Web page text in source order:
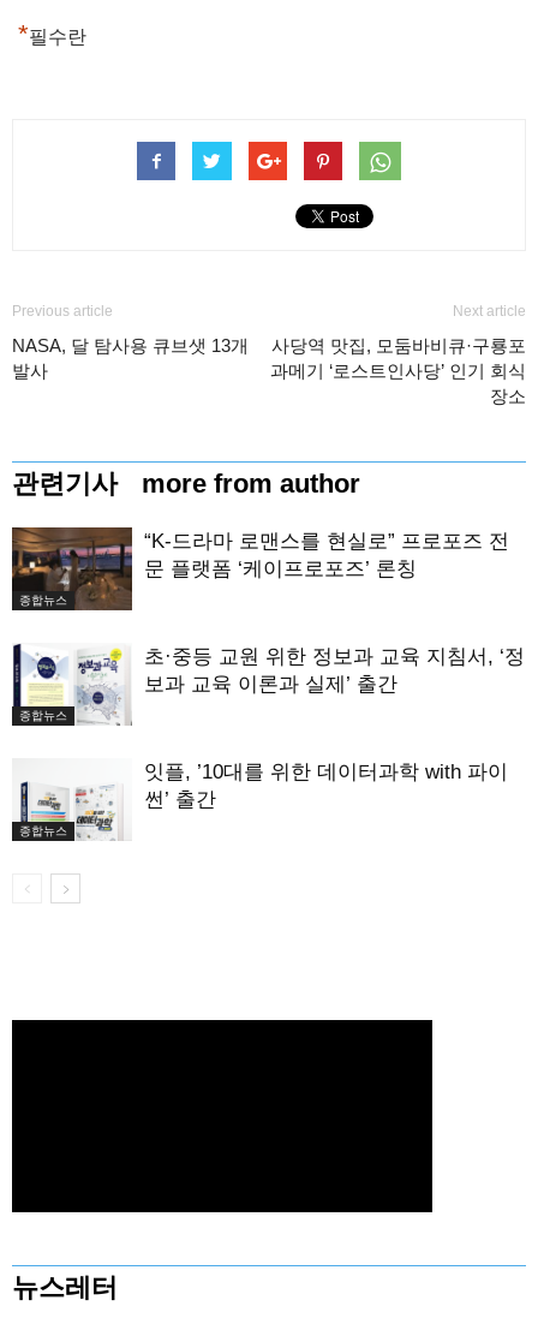
*필수란
Previous article
NASA, 달 탐사용 큐브샛 13개
발사
Next article
사당역 맛집, 모둠바비큐·구룡포
과메기 ‘로스트인사당’ 인기 회식
장소
관련기사 more from author
종합뉴스
“K-드라마 로맨스를 현실로” 프로포즈 전
문 플랫폼 ‘케이프로포즈’ 론칭
종합뉴스
초·중등 교원 위한 정보과 교육 지침서, ‘정
보과 교육 이론과 실제’ 출간
종합뉴스
잇플, ’10대를 위한 데이터과학 with 파이
썬’ 출간
뉴스레터